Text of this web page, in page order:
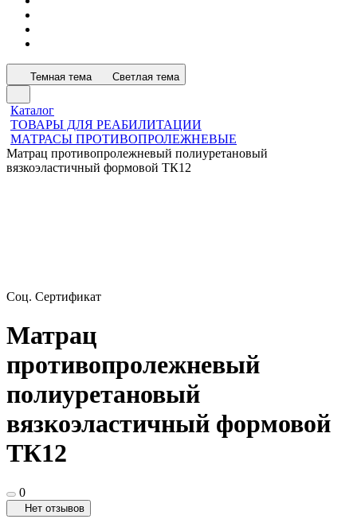
Темная тема Светлая тема
Каталог
ТОВАРЫ ДЛЯ РЕАБИЛИТАЦИИ
МАТРАСЫ ПРОТИВОПРОЛЕЖНЕВЫЕ
Матрац противопролежневый полиуретановый
вязкоэластичный формовой ТК12
Соц. Сертификат
Матрац
противопролежневый
полиуретановый
вязкоэластичный формовой
ТК12
0
Нет отзывов